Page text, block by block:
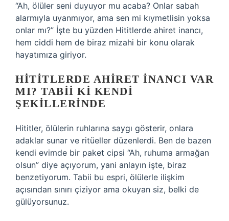
“Ah, ölüler seni duyuyor mu acaba? Onlar sabah
alarmıyla uyanmıyor, ama sen mi kıymetlisin yoksa
onlar mı?” İşte bu yüzden Hititlerde ahiret inancı,
hem ciddi hem de biraz mizahi bir konu olarak
hayatımıza giriyor.
HITITLERDE AHIRET İNANCI VAR
MI? TABII KI KENDI
ŞEKILLERINDE
Hititler, ölülerin ruhlarına saygı gösterir, onlara
adaklar sunar ve ritüeller düzenlerdi. Ben de bazen
kendi evimde bir paket cipsi “Ah, ruhuma armağan
olsun” diye açıyorum, yani anlayın işte, biraz
benzetiyorum. Tabii bu espri, ölülerle ilişkim
açısından sınırı çiziyor ama okuyan siz, belki de
gülüyorsunuz.